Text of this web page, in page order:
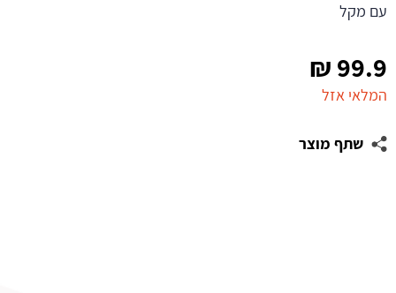
99.9
₪
המלאי אזל
שתף מוצר
עם מקל